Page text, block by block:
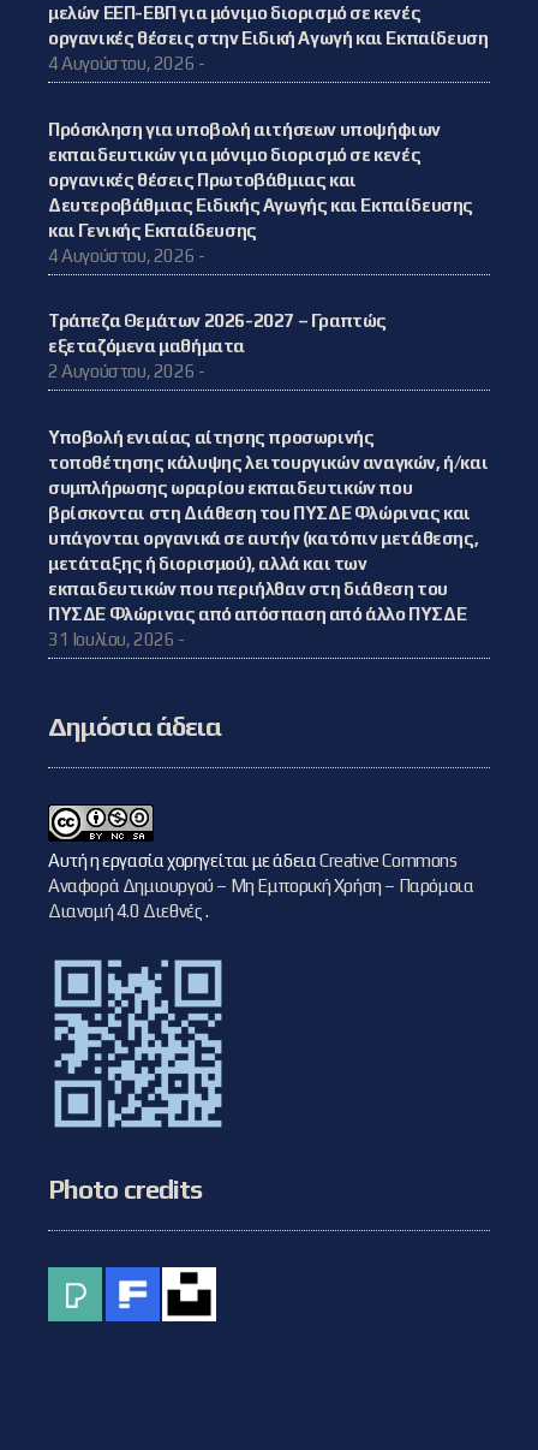
μελών ΕΕΠ-ΕΒΠ για μόνιμο διορισμό σε κενές
οργανικές θέσεις στην Ειδική Αγωγή και Εκπαίδευση
4 Αυγούστου, 2026 -
Πρόσκληση για υποβολή αιτήσεων υποψήφιων
εκπαιδευτικών για μόνιμο διορισμό σε κενές
οργανικές θέσεις Πρωτοβάθμιας και
Δευτεροβάθμιας Ειδικής Αγωγής και Εκπαίδευσης
και Γενικής Εκπαίδευσης
4 Αυγούστου, 2026 -
Τράπεζα Θεμάτων 2026-2027 – Γραπτώς
εξεταζόμενα μαθήματα
2 Αυγούστου, 2026 -
Υποβολή ενιαίας αίτησης προσωρινής
τοποθέτησης κάλυψης λειτουργικών αναγκών, ή/και
συμπλήρωσης ωραρίου εκπαιδευτικών που
βρίσκονται στη Διάθεση του ΠΥΣΔΕ Φλώρινας και
υπάγονται οργανικά σε αυτήν (κατόπιν μετάθεσης,
μετάταξης ή διορισμού), αλλά και των
εκπαιδευτικών που περιήλθαν στη διάθεση του
ΠΥΣΔΕ Φλώρινας από απόσπαση από άλλο ΠΥΣΔΕ
31 Ιουλίου, 2026 -
Δημόσια άδεια
Αυτή η εργασία χορηγείται με άδειαCreative Commons
Αναφορά Δημιουργού – Μη Εμπορική Χρήση – Παρόμοια
Διανομή 4.0 Διεθνές.
Photo credits